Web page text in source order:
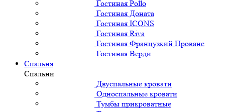
Гостиная Pollo
Гостиная Доната
Гостиная ICONS
Гостиная Riva
Гостиная Французкий Прованс
Гостиная Верди
Спальня
Спальни
Двуспальные кровати
Односпальные кровати
Тумбы прикроватные